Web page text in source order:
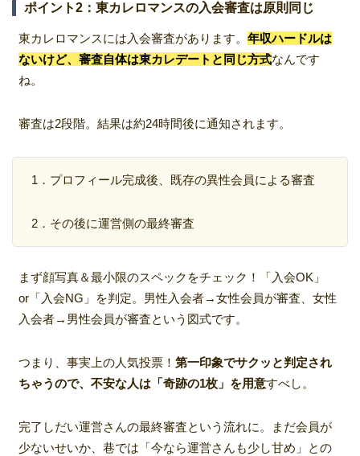
ポイント2：東カレロマンスの入会審査は原則同じ
東カレロマンスには入会審査があります。 年収ハードルは
ないけど、審査自体は東カレデートと同じ方式なんです
ね。
審査は2段階。結果は約24時間後に通知されます。
1．プロフィール完成後、既存の異性会員による審査
2．その後に運営側の最終審査
まず顔写真＆最小限のスペックをチェック！「入会OK」
or「入会NG」を判定。男性入会者→女性会員が審査、女性
入会者→男性会員が審査という図式です。
つまり、事実上の人気投票！ 第一印象でサクッと判定され
ちゃうので、不安な人は「奇跡の1枚」を用意すべし。
完了しだい運営さんの最終審査という流れに。まだ会員が
少ないせいか、巷では「今なら運営さんも少し甘め」との